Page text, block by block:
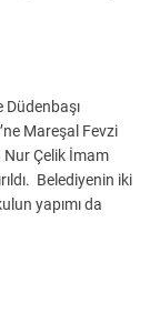
Düdenbaşı
Mareşal Fevzi
Çelik İmam
Belediyenin iki
yapımı da